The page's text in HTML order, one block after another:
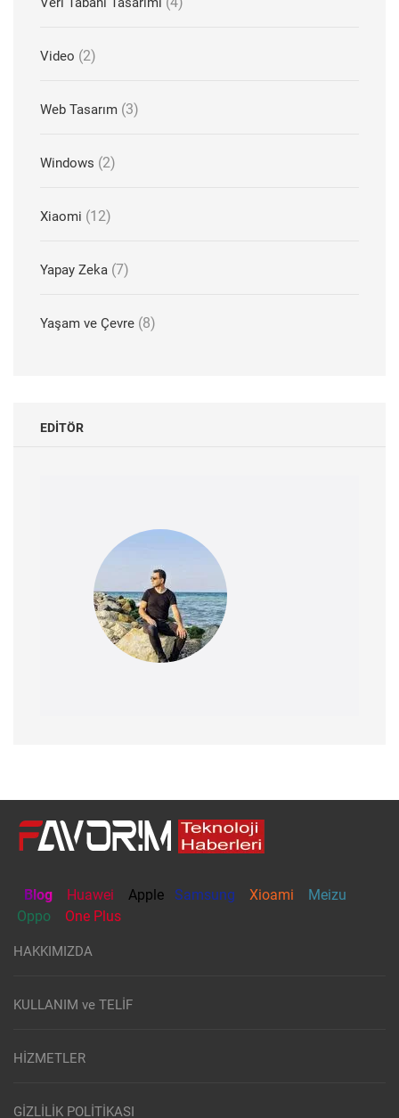
Video (2)
Web Tasarım (3)
Windows (2)
Xiaomi (12)
Yapay Zeka (7)
Yaşam ve Çevre (8)
EDITÖR
Blog Huawei Apple Samsung Xioami
Meizu
Oppo
One Plus
HAKKIMIZDA
KULLANIM ve TELİF
HİZMETLER
GİZLİLİK POLİTİKASI